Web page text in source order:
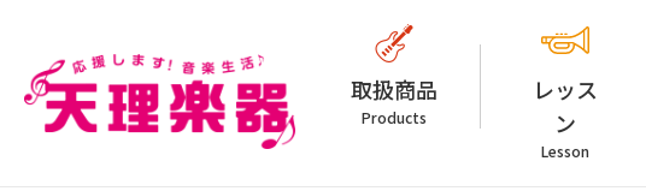
取扱商品
Products
レッス
ン
Lesson